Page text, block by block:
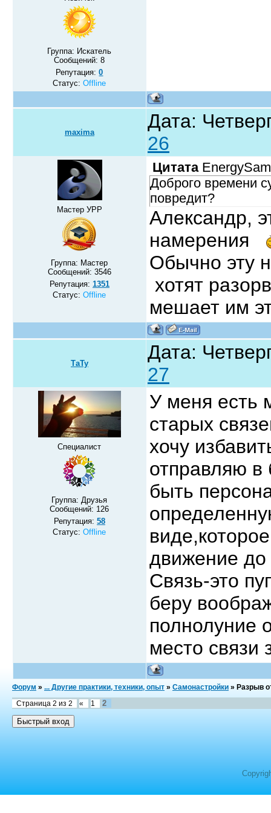
Группа: Искатель
Сообщений:8
Репутация:0
Статус:Offline
maxima
Дата:
26
Мастер УРР
Группа: Мастер
Сообщений: 3546
Репутация: 1351
Статус:Offline
Цитата ЕnergySam
Доброго времени
повредит?
Александр,
намерения
Обычно эту
хотят
мешает им
ТаТу
Дата:
27
Специалист
Группа: Друзья
Сообщений: 126
Репутация: 58
Статус:Offline
У меня есть
старых
хочу
отправляю в
быть
движение до
Связь-это
беру
полнолуние
место
Форум » ... Другие практики, техники, опыт » Самонастройки » Разрыв
Страница 2 из 2 « 1 2